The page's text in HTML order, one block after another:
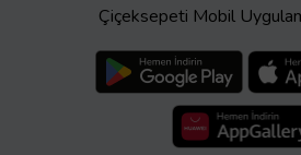
Çiçeksepeti Mobil